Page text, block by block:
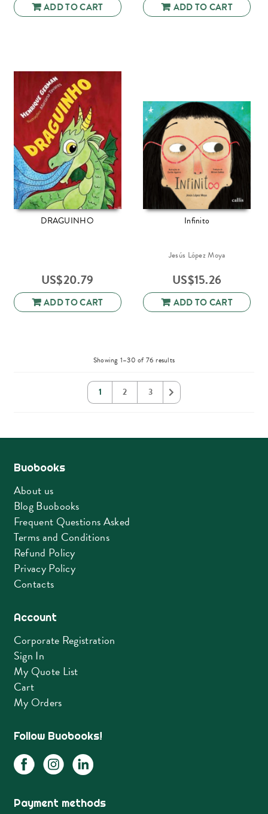
ADD TO CART ADD TO CART
DRAGUINHO
US$20.79
ADD TO CART
Infinito
Jesús López Moya
US$15.26
ADD TO CART
Showing 1–30 of 76 resultsSorted
latest
1 2 3
Buobooks
About us
Blog Buobooks
Frequent Questions Asked
Terms and Conditions
Refund Policy
Privacy Policy
Contacts
Account
Corporate Registration
Sign In
My Quote List
Cart
My Orders
Follow Buobooks!
Payment methods